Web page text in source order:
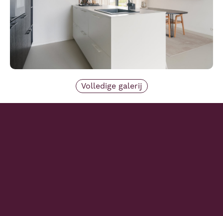
Volledige galerij